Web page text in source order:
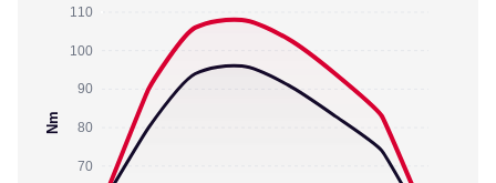
110
100
90
80
70
Nm